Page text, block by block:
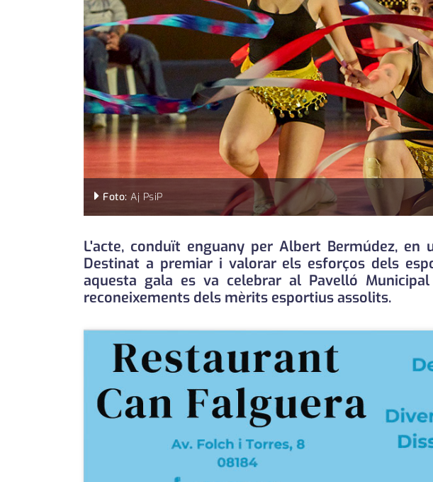
Foto: Aj PsiP
L'acte, conduït enguany per Albert Bermúdez,
Destinat a premiar i valorar els esforços dels
aquesta gala es va celebrar al Pavelló
reconeixements dels mèrits esportius assolits.